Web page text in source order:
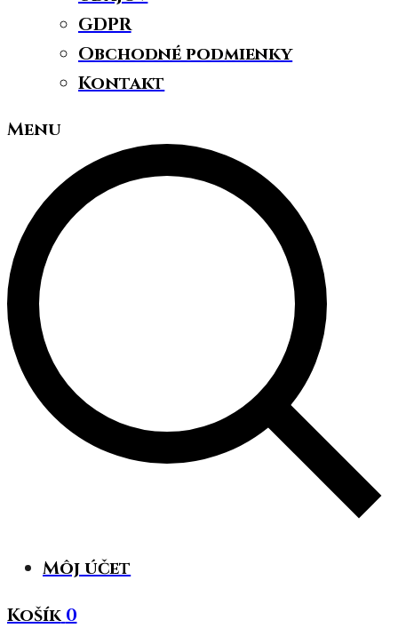
GDPR
Obchodné podmienky
Kontakt
Menu
Môj účet
Košík 0